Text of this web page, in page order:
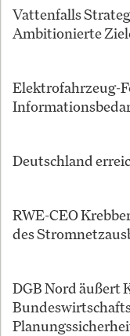
Vattenfalls
Ambitionierte
Elektrofahrzeug-
Deutschland
RWE-CEO
des
DGB Nord äußert